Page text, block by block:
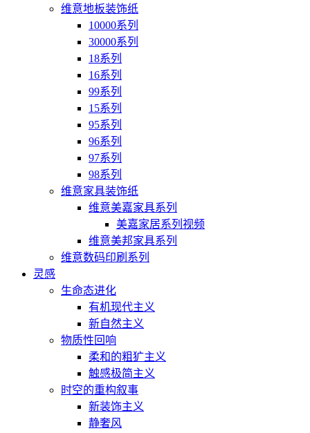
维意地板装饰纸
10000系列
30000系列
18系列
16系列
99系列
15系列
95系列
96系列
97系列
98系列
维意家具装饰纸
维意美嘉家具系列
美嘉家居系列视频
维意美邦家具系列
维意数码印刷系列
灵感
生命态进化
有机现代主义
新自然主义
物质性回响
柔和的粗犷主义
触感极简主义
时空的重构叙事
新装饰主义
静奢风